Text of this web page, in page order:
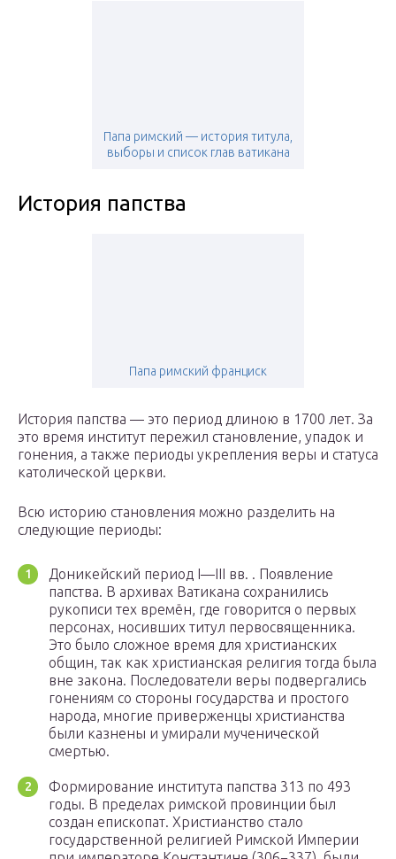
Папа римский — история титула,
выборы и список глав ватикана
История папства
Папа римский франциск
История папства — это период длиною в 1700 лет. За
это время институт пережил становление, упадок и
гонения, а также периоды укрепления веры и статуса
католической церкви.
Всю историю становления можно разделить на
следующие периоды:
Доникейский период I—III вв. . Появление
папства. В архивах Ватикана сохранились
рукописи тех времён, где говорится о первых
персонах, носивших титул первосвященника.
Это было сложное время для христианских
общин, так как христианская религия тогда была
вне закона. Последователи веры подвергались
гонениям со стороны государства и простого
народа, многие приверженцы христианства
были казнены и умирали мученической
смертью.
Формирование института папства 313 по 493
годы. В пределах римской провинции был
создан епископат. Христианство стало
государственной религией Римской Империи